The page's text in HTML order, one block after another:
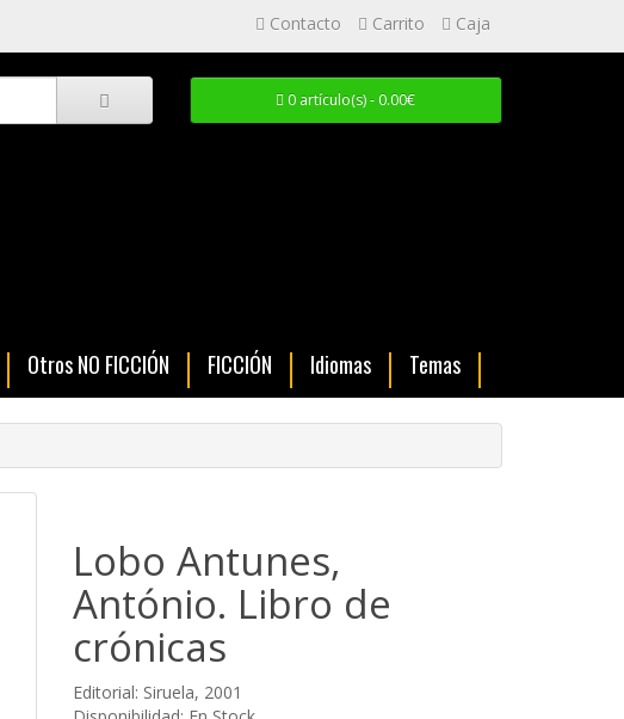
Contacto Carrito Caja
0 artículo(s) - 0.00€
Otros NO FICCIÓN FICCIÓN Idiomas Temas
Lobo Antunes,
António. Libro de
crónicas
Editorial: Siruela, 2001